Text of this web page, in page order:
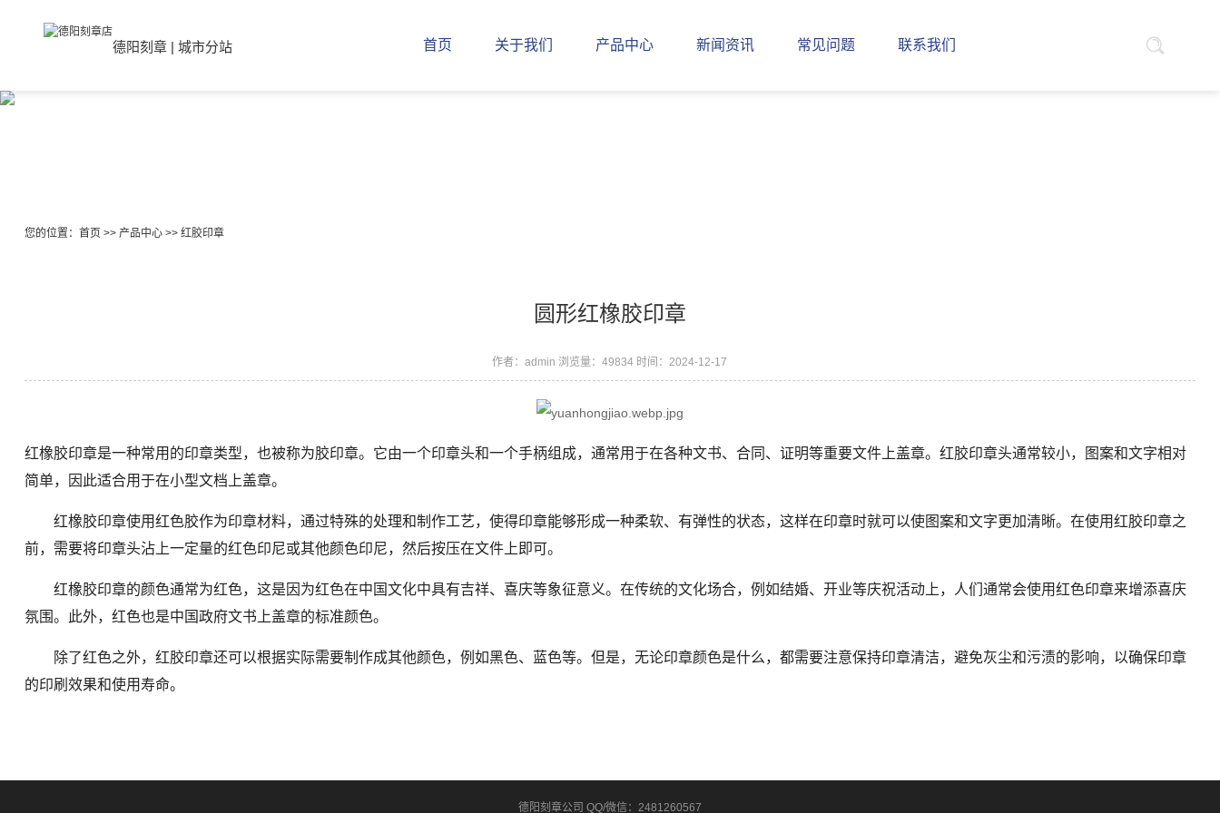
德阳刻章 | 城市分站 首页 关于我们 产品中心 新闻资讯 常见问题 联系我们
您的位置： 首页>> 产品中心>> 红胶印章
圆形红橡胶印章
作者：admin 浏览量：49834 时间：2024-12-17
红橡胶印章是一种常用的印章类型，也被称为胶印章。它由一个印章头和一个手柄组成，通常用于在各种文书、合同、证明等重要文件上盖章。红胶印章头通常较小，图案和文字相对
简单，因此适合用于在小型文档上盖章。
红橡胶印章使用红色胶作为印章材料，通过特殊的处理和制作工艺，使得印章能够形成一种柔软、有弹性的状态，这样在印章时就可以使图案和文字更加清晰。在使用红胶印章之
前，需要将印章头沾上一定量的红色印尼或其他颜色印尼，然后按压在文件上即可。
红橡胶印章的颜色通常为红色，这是因为红色在中国文化中具有吉祥、喜庆等象征意义。在传统的文化场合，例如结婚、开业等庆祝活动上，人们通常会使用红色印章来增添喜庆
氛围。此外，红色也是中国政府文书上盖章的标准颜色。
除了红色之外，红胶印章还可以根据实际需要制作成其他颜色，例如黑色、蓝色等。但是，无论印章颜色是什么，都需要注意保持印章清洁，避免灰尘和污渍的影响，以确保印章
的印刷效果和使用寿命。
德阳刻章公司 QQ/微信：2481260567